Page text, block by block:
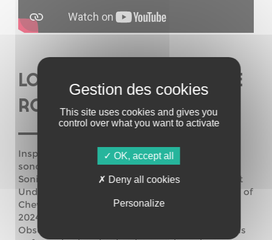
LOW RENT HOUSING (INDIE
ROCK-NOISE / TOURS)
Inspiré de la scène no wave de New York, des
sonorités brutes d’artistes tels qu’Arto Lindsay,
Sonic Youth et Swans, voir de la poésie du Velvet
Underground, leur premier album « Three Pieces of
Chewing Gum for Anarchy » est prévu pour avril
2024.
Obsédés par la radicalité et la soif de liberté, dans
This site uses cookies and gives you
control over what you want to activate
OK, accept all
Deny all cookies
Personalize